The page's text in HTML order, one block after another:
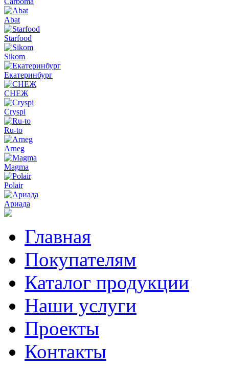
Abat
Starfood
Sikom
Екатеринбург
СНЕЖ
Cryspi
Ru-to
Arneg
Magma
Polair
Ариада
Главная
Покупателям
Каталог продукции
Наши услуги
Проекты
Контакты